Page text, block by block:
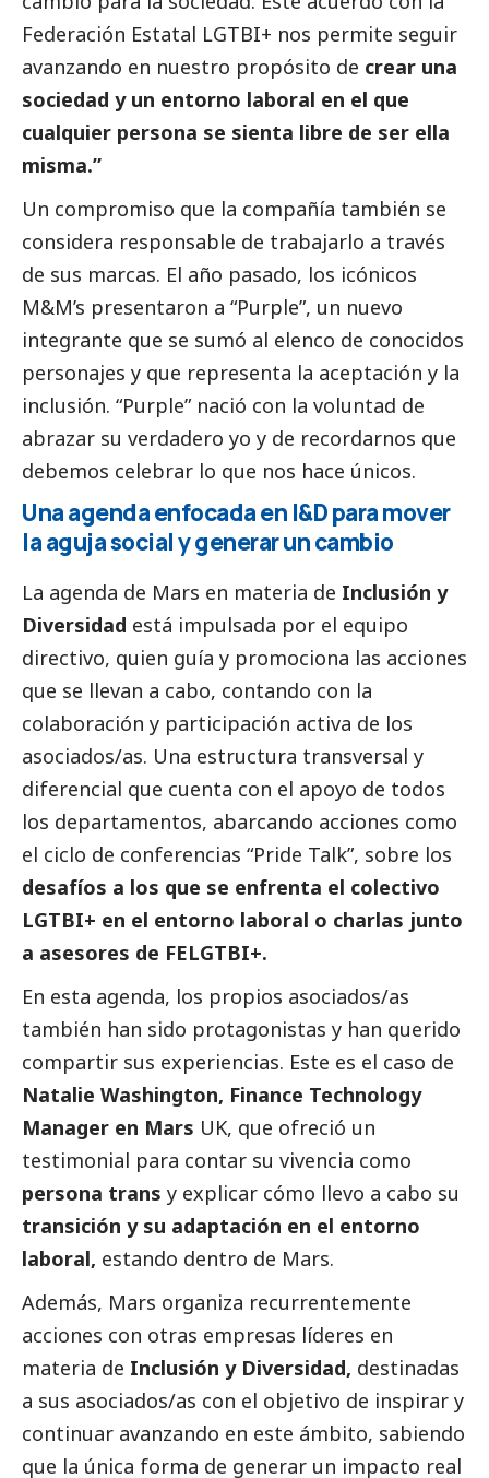
Federación Estatal LGTBI+ nos permite seguir
avanzando en nuestro propósito de crear una
sociedad y un entorno laboral en el que
cualquier persona se sienta libre de ser ella
misma.”
Un compromiso que la compañía también se
considera responsable de trabajarlo a través
de sus marcas. El año pasado, los icónicos
M&M’s presentaron a “Purple”, un nuevo
integrante que se sumó al elenco de conocidos
personajes y que representa la aceptación y la
inclusión. “Purple” nació con la voluntad de
abrazar su verdadero yo y de recordarnos que
debemos celebrar lo que nos hace únicos.
Una agenda enfocada en I&D para mover
la agujasocialy generar un cambio
La agenda de Mars en materia de Inclusión y
Diversidad está impulsada por el equipo
directivo, quien guía y promociona las acciones
que se llevan a cabo, contando con la
colaboración y participación activa de los
asociados/as. Una estructura transversal y
diferencial que cuenta con el apoyo de todos
los departamentos, abarcando acciones como
el ciclo de conferencias “Pride Talk”, sobre los
desafíos a los que se enfrenta el colectivo
LGTBI+ en el entorno laboral o charlas junto
a asesores de FELGTBI+.
En esta agenda, los propios asociados/as
también han sido protagonistas y han querido
compartir sus experiencias. Este es el caso de
Natalie Washington, Finance Technology
Manager en Mars UK, que ofreció un
testimonial para contar su vivencia como
persona trans y explicar cómo llevo a cabo su
transición y su adaptación en el entorno
laboral, estando dentro de Mars.
Además, Mars organiza recurrentemente
acciones con otras empresas líderes en
materia de Inclusión y Diversidad, destinadas
a sus asociados/as con el objetivo de inspirar y
continuar avanzando en este ámbito, sabiendo
que la única forma de generar un impacto real